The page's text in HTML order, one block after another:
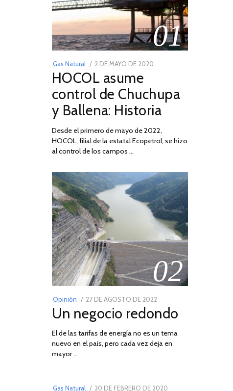
01
Gas Natural
POSTED
ON
2 DE MAYO DE 2020
DE
2026
HOCOL asume
control de Chuchupa
y Ballena: Historia
Desde el primero de mayo de 2022,
HOCOL, filial de la estatal Ecopetrol, se hizo
al control de los campos …
02
Opinión
POSTED
ON
27 DE AGOSTO DE 2022
DE
DE
2022
Un negocio redondo
El de las tarifas de energía no es un tema
nuevo en el país, pero cada vez deja en
mayor …
Gas Natural
POSTED
20 DE FEBRERO DE 2020